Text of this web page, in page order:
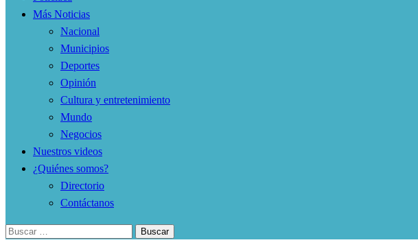
Más Noticias
Nacional
Municipios
Deportes
Opinión
Cultura y entretenimiento
Mundo
Negocios
Nuestros videos
¿Quiénes somos?
Directorio
Contáctanos
Buscar: